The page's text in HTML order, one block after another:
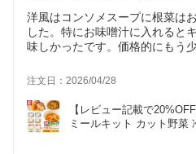
洋風はコンソメスープに根菜は
した。特にお味噌汁に入れると
味しかったです。価格的にもう
注文日：2026/04/28
【レビュー記載で
ミールキット カット野菜